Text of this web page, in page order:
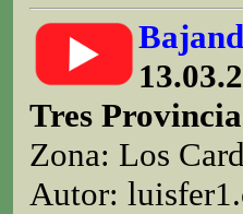
Tres
Zona: Los
Autor: